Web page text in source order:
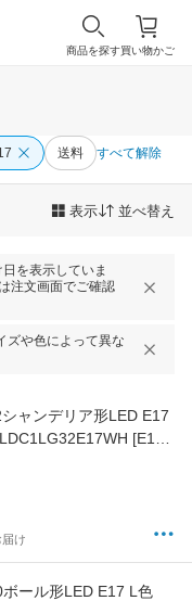
買い物かご
商品を探す
送料 すべて解除
表示 並べ替え
を表示していま
注文画面でご確認
ズや色によって異な
ャンデリア形LED E17
[E17 /
相当 /電球色 /1個]
け
ール形LED E17 L色